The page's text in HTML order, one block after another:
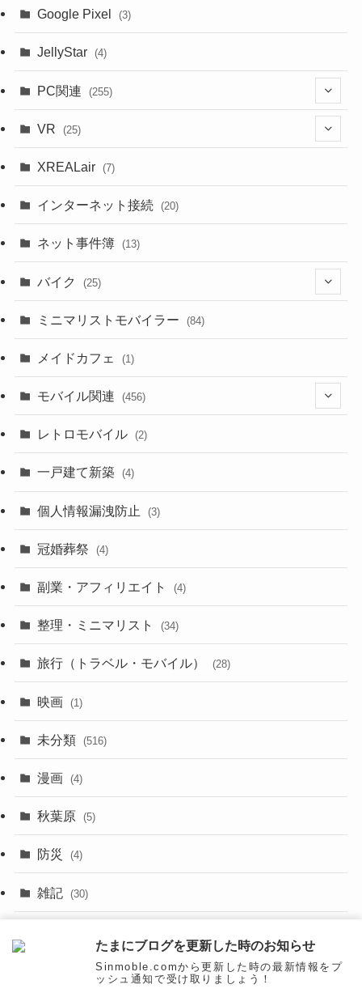
Google Pixel (3)
JellyStar (4)
PC関連 (255)
(9)
(1)
(18)
(2)
(10)
(18)
(19)
(6)
(8)
(9)
(3)
VR (25)
(18)
(13)
XREALair (7)
インターネット接続 (20)
ネット事件簿 (13)
バイク (25)
(8)
(23)
ミニマリストモバイラー (84)
メイドカフェ (1)
モバイル関連 (456)
(7)
(3)
(3)
(6)
(20)
(31)
(27)
(31)
レトロモバイル (2)
一戸建て新築 (4)
個人情報漏洩防止 (3)
冠婚葬祭 (4)
副業・アフィリエイト (4)
整理・ミニマリスト (34)
旅行（トラベル・モバイル） (28)
映画 (1)
未分類 (516)
漫画 (4)
秋葉原 (5)
防災 (4)
雑記 (30)
たまにブログを更新した時のお知らせ
Sinmoble.comから更新した時の最新情報をプ
ッシュ通知で受け取りましょう！